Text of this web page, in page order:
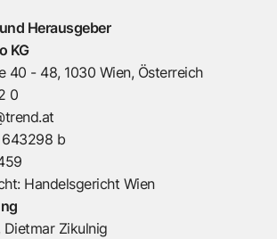
Herausgeber
KG
40 - 48, 1030 Wien, Österreich
0
643298 b
Handelsgericht Wien
Dietmar Zikulnig